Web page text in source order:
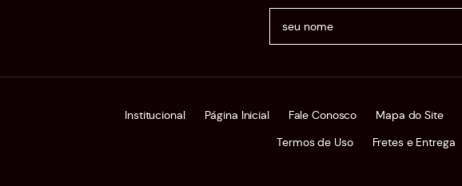
Institucional Página Inicial Fale Conosco Mapa do Site
Termos de Uso
Fretes e Entrega